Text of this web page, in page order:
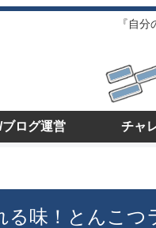
『自
ログ運営 チャ
る味！とんこつ